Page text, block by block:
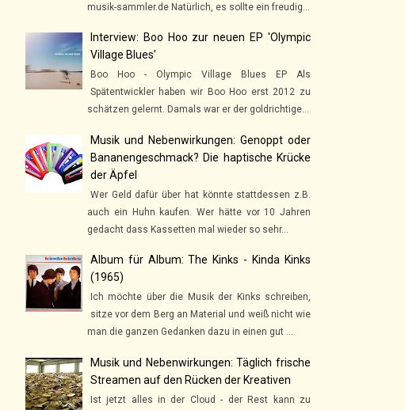
musik-sammler.de Natürlich, es sollte ein freudig...
Interview: Boo Hoo zur neuen EP 'Olympic
Village Blues'
Boo Hoo - Olympic Village Blues EP Als
Spätentwickler haben wir Boo Hoo erst 2012 zu
schätzen gelernt. Damals war er der goldrichtige...
Musik und Nebenwirkungen: Genoppt oder
Bananengeschmack? Die haptische Krücke
der Äpfel
Wer Geld dafür über hat könnte stattdessen z.B.
auch ein Huhn kaufen. Wer hätte vor 10 Jahren
gedacht dass Kassetten mal wieder so sehr...
Album für Album: The Kinks - Kinda Kinks
(1965)
Ich möchte über die Musik der Kinks schreiben,
sitze vor dem Berg an Material und weiß nicht wie
man die ganzen Gedanken dazu in einen gut ...
Musik und Nebenwirkungen: Täglich frische
Streamen auf den Rücken der Kreativen
Ist jetzt alles in der Cloud - der Rest kann zu